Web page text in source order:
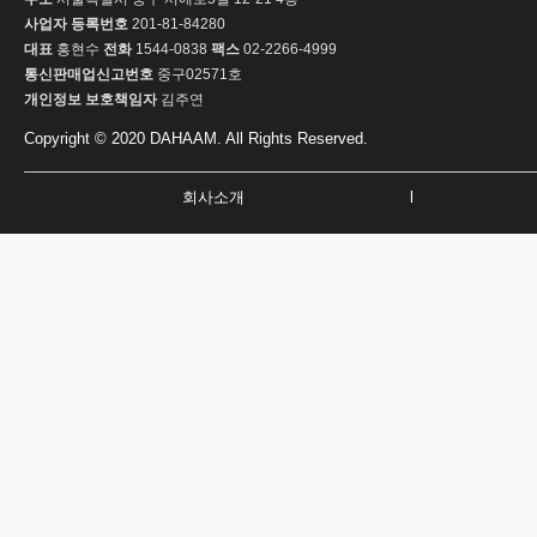
사업자 등록번호 201-81-84280
대표 홍현수 전화1544-0838 팩스 02-2266-4999
통신판매업신고번호 중구02571호
개인정보 보호책임자김주연
Copyright © 2020 DAHAAM. All Rights Reserved.
회사소개